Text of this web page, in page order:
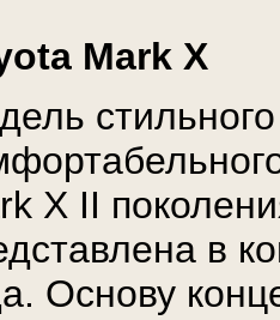
Mark X
X ІІ
в
Основу